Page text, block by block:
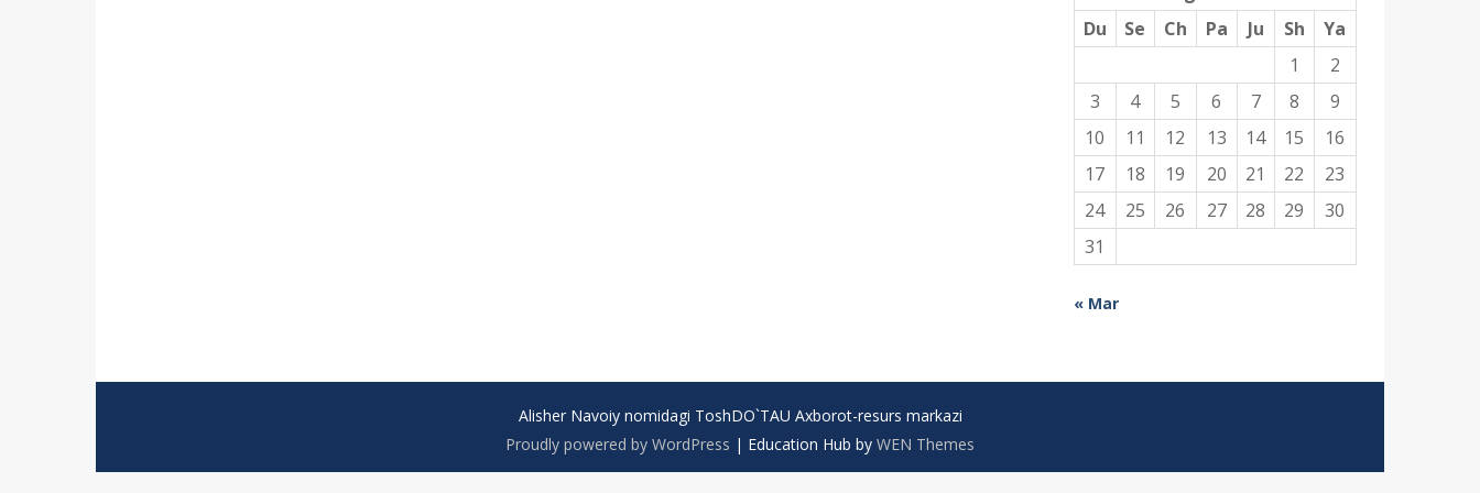
Du
Se Ch Pa Ju Sh
Ya
1
2
3
4 5 6 7 8
9
10
11 12 13 14 15
16
17
18 19 20 21 22
23
24
25 26 27 28 29
30
31
« Mar
Alisher Navoiy nomidagi ToshDO`TAU Axborot-resurs markazi
Proudly powered by WordPress | Education Hub by WEN Themes